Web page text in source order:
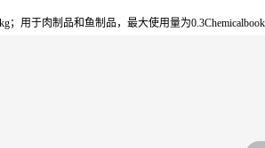
用于肉制品和鱼制品，最大使用量为